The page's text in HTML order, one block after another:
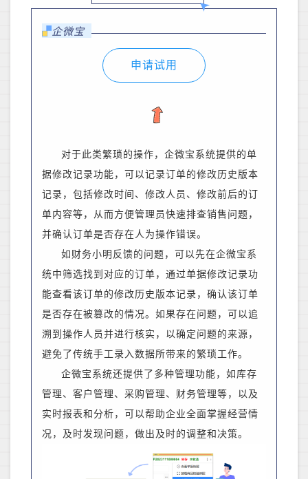
企微宝
申请试用
对于此类繁琐的操作，企微宝系统提供的单
据修改记录功能，可以记录订单的修改历史版本
记录，包括修改时间、修改人员、修改前后的订
单内容等，从而方便管理员快速排查销售问题，
并确认订单是否存在人为操作错误。
如财务小明反馈的问题，可以先在企微宝系
统中筛选找到对应的订单，通过单据修改记录功
能查看该订单的修改历史版本记录，确认该订单
是否存在被篡改的情况。如果存在问题，可以追
溯到操作人员并进行核实，以确定问题的来源，
避免了传统手工录入数据所带来的繁琐工作。
企微宝系统还提供了多种管理功能，如库存
管理、客户管理、采购管理、财务管理等，以及
实时报表和分析，可以帮助企业全面掌握经营情
况，及时发现问题，做出及时的调整和决策。